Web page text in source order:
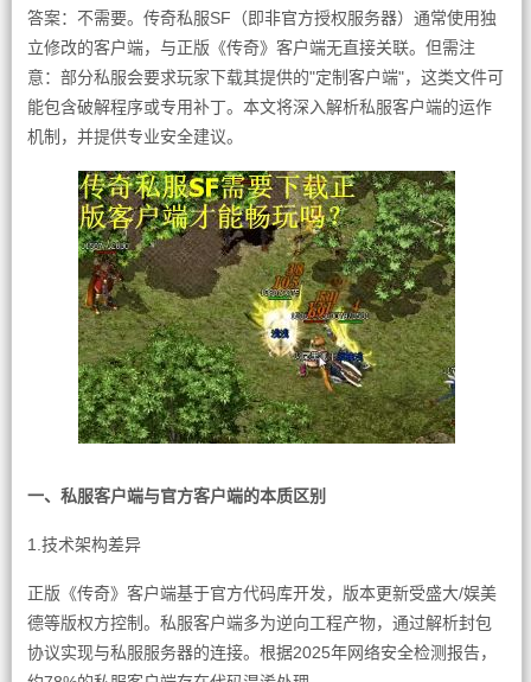
答案：不需要。传奇私服SF（即非官方授权服务器）通常使用独
立修改的客户端，与正版《传奇》客户端无直接关联。但需注
意：部分私服会要求玩家下载其提供的"定制客户端"，这类文件可
能包含破解程序或专用补丁。本文将深入解析私服客户端的运作
机制，并提供专业安全建议。
一、私服客户端与官方客户端的本质区别
1.技术架构差异
正版《传奇》客户端基于官方代码库开发，版本更新受盛大/娱美
德等版权方控制。私服客户端多为逆向工程产物，通过解析封包
协议实现与私服服务器的连接。根据2025年网络安全检测报告，